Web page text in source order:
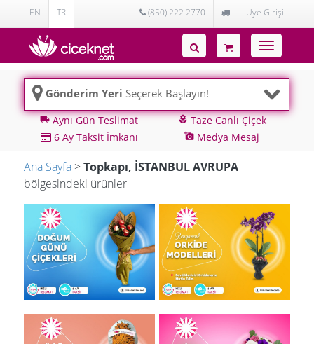
EN TR (850) 222 2770 Üye Girişi
Toggle
navigation
Gönderim Yeri Seçerek Başlayın!
local_shippingAynı Gün Teslimat local_floristTaze Canlı Çiçek
6 Ay Taksit İmkanı
add_a_photo Medya Mesaj
Ana Sayfa >Topkapı, İSTANBUL AVRUPA
bölgesindeki ürünler